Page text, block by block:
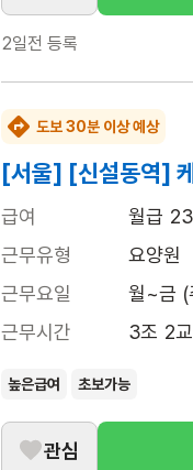
2일전 등록
도보 30분 이상 예상
[서울] [신설동역]
급여
월급
근무유형
요양원
근무요일
월~금
근무시간
3조 2
높은급여 초보가능
관심